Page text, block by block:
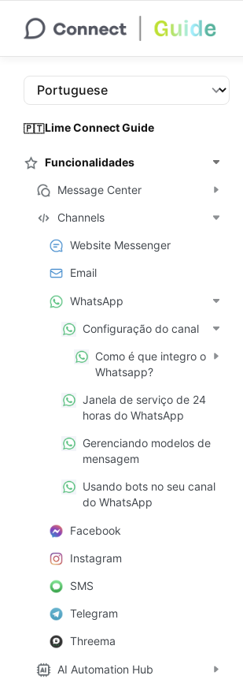
🇵🇹Lime Connect Guide
Funcionalidades
Message Center
Channels
Website Messenger
Email
WhatsApp
Configuração do canal
Como é que integro o
Whatsapp?
Janela de serviço de 24
horas do WhatsApp
Gerenciando modelos de
mensagem
Usando bots no seu canal
do WhatsApp
Facebook
Instagram
SMS
Telegram
Threema
AI Automation Hub